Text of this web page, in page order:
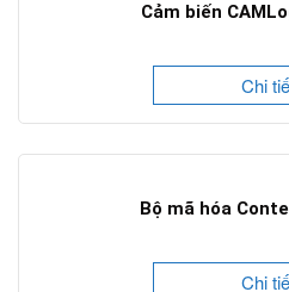
Cảm biến
Chi
Bộ mã hóa
Chi